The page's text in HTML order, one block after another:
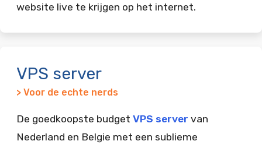
website live te krijgen op het internet.
VPS server
> Voor de echte nerds
De goedkoopste budget VPS server van
Nederland en Belgie met een sublieme